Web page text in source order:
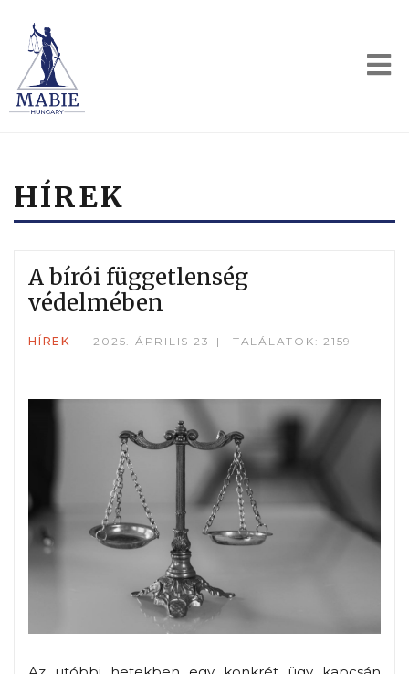
HÍREK
A bírói függetlenség
védelmében
HÍREK 2025. ÁPRILIS 23 TALÁLATOK: 2159